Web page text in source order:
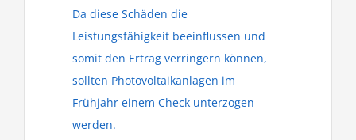
Da diese Schäden die
Leistungsfähigkeit beeinflussen und
somit den Ertrag verringern können,
sollten Photovoltaikanlagen im
Frühjahr einem Check unterzogen
werden.